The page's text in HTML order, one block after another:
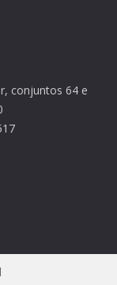
conjuntos 64 e